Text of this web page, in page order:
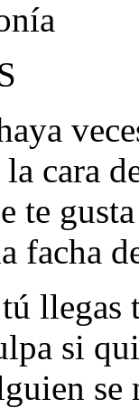
cara
te
facha
llegas
si
se